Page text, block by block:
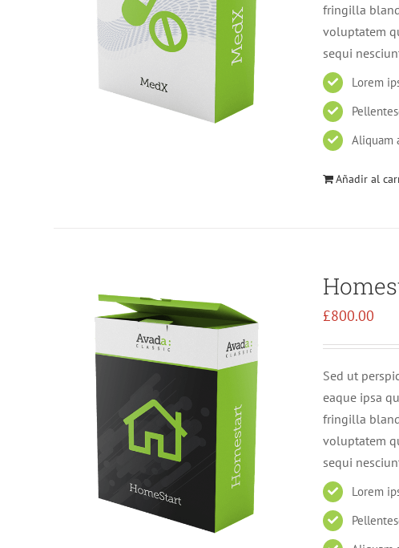
fringilla
voluptatem
sequi
Lorem
Aliquam
Añadir al
£800.00
Sed ut
eaque ipsa
fringilla
voluptatem
sequi
Lorem